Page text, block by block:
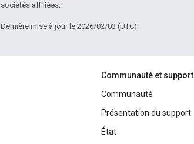
sociétés affiliées.
Dernière mise à jour le 2026/02/03 (UTC).
Communauté et support
Communauté
Présentation du support
État